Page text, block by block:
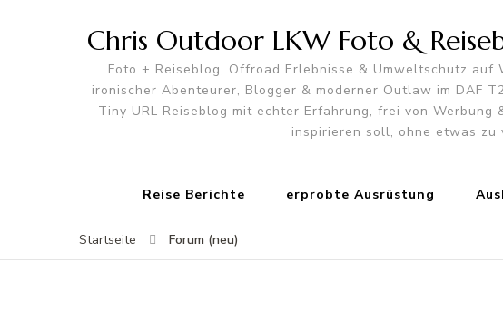
Chris Outdoor LKW Foto &
Foto + Reiseblog, Offroad Erlebnisse & Umweltschutz
ironischer Abenteurer, Blogger & moderner Outlaw im DAF
Tiny URL Reiseblog mit echter Erfahrung, frei von
inspirieren soll, ohne etwas zu
Reise Berichte erprobte Ausrüstung
Startseite Forum (neu)